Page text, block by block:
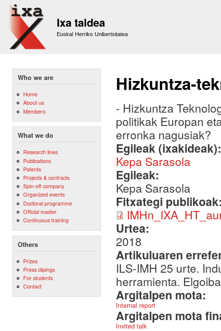
Ixa taldea
Euskal Herriko Unibertsitatea
Who we are
Home
About us
Members
What we do
Research lines
Publications
Patents
Projects & contracts
Spin-off company
Organized events
Doctoral programme
Official master
Continuous training
Others
Prizes
Press clipings
For students
Contact
Hizkuntza-
- Hizkuntza
politikak Europan
erronka nagusiak?
Egileak
Kepa Sarasola
Egileak:
Kepa Sarasola
Fitxategi
Urtea:
2018
Artikuluaren
ILS-IMH 25 urte.
herramienta.
Argitalpen mota:
Internal report
Argitalpen mota
Invited talk